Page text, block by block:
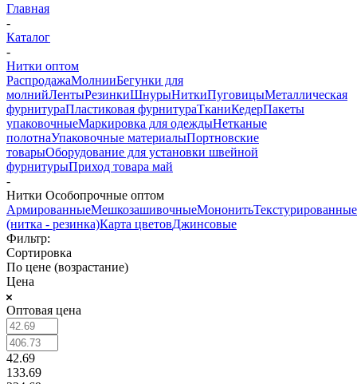
Главная
-
Каталог
-
Нитки оптом
РаспродажаМолнииБегунки для
молнийЛентыРезинкиШнурыНиткиПуговицыМеталлическая
фурнитураПластиковая фурнитураТканиКедерПакеты
упаковочныеМаркировка для одеждыНетканые
полотнаУпаковочные материалыПортновские
товарыОборудование для установки швейной
фурнитурыПриход товара май
-
Нитки Особопрочные оптом
АрмированныеМешкозашивочныеМононитьТекстурированные
(нитка - резинка)Карта цветовДжинсовые
Фильтр:
Сортировка
По цене (возрастание)
Цена
Оптовая цена
42.69
133.69